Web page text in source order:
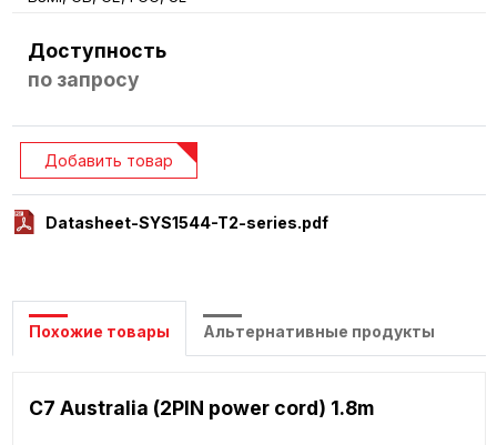
Доступность
по запросу
Datasheet-SYS1544-T2-series.pdf
Добавить товар
Похожие товары Альтернативные продукты
C7 Australia (2PIN power cord) 1.8m